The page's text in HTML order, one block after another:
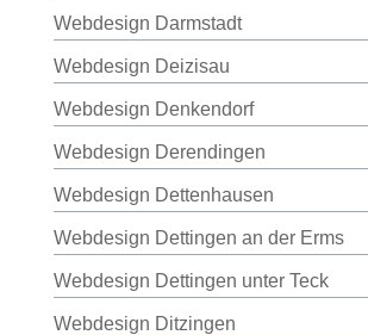
Webdesign Darmstadt
Webdesign Deizisau
Webdesign Denkendorf
Webdesign Derendingen
Webdesign Dettenhausen
Webdesign Dettingen an der Erms
Webdesign Dettingen unter Teck
Webdesign Ditzingen